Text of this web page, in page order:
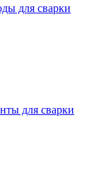
для сварки
для сварки